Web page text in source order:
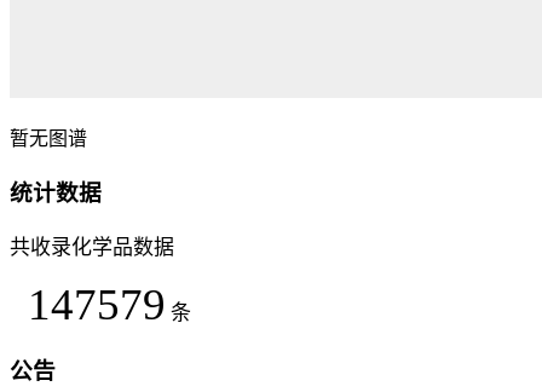
暂无图谱
统计数据
共收录化学品数据
147579 条
公告